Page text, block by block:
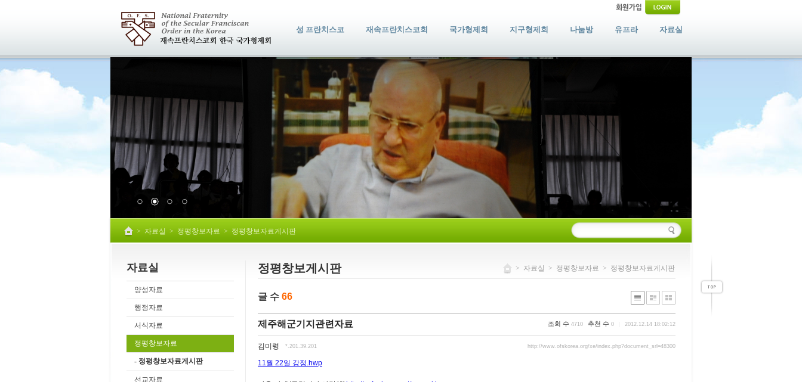
성 프란치스코 재속프란치스코회 국가형제회 지구형제회 나눔방 유프라 자료실
> 자료실 > 정평창보자료 > 정평창보자료게시판
정평창보게시판 > 자료실 > 정평창보자료 > 정평창보자료게시판
글 수 66
제주해군기지관련자료 조회 수 4710 추천 수 0 2012.12.14 18:02:12
김미령 *.201.39.201 http://www.ofskorea.org/xe/index.php?document_srl=48300
11월 22일 강정.hwp
자료실
양성자료
행정자료
서식자료
정평창보자료
- 정평창보자료게시판
선교자료